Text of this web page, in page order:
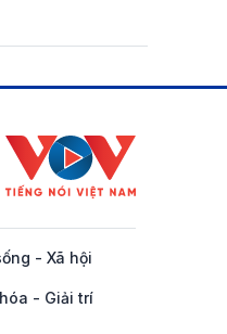
- Xã hội
- Giải trí